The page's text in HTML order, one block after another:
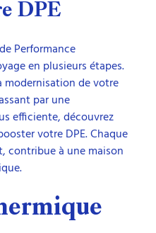
DPE
Performance
en plusieurs étapes.
modernisation de votre
par une
efficiente, découvrez
votre DPE. Chaque
contribue à une maison